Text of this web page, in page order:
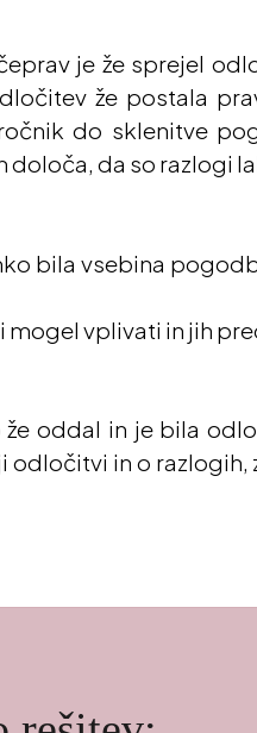
je že sprejel
že postala
do sklenitve
da so razlogi
bila vsebina
vplivati in jih
oddal in je bila
in o